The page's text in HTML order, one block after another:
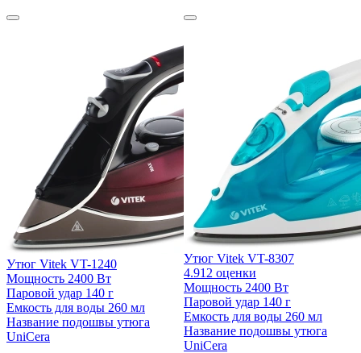
Утюг Vitek VT-1240
Мощность 2400 Вт
Паровой удар 140 г
Емкость для воды 260 мл
Название подошвы утюга
UniCera
Утюг Vitek VT-8307
4.912 оценки
Мощность 2400 Вт
Паровой удар 140 г
Емкость для воды 260 мл
Название подошвы утюга
UniCera